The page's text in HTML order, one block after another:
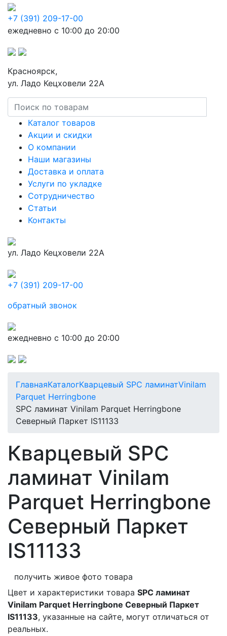
+7 (391) 209-17-00
ежедневно с 10:00 до 20:00
Красноярск,
ул. Ладо Кецховели 22А
Каталог товаров
Акции и скидки
О компании
Наши магазины
Доставка и оплата
Услуги по укладке
Сотрудничество
Статьи
Контакты
ул. Ладо Кецховели 22А
+7 (391) 209-17-00
обратный звонок
ежедневно с 10:00 до 20:00
ГлавнаяКаталогКварцевый SPC ламинатVinilam
Parquet Herringbone
SPC ламинат Vinilam Parquet Herringbone
Северный Паркет IS11133
Кварцевый SPC
ламинат Vinilam
Parquet Herringbone
Северный Паркет
IS11133
получить живое фото товара
Цвет и характеристики товара SPC ламинат
Vinilam Parquet Herringbone Северный Паркет
IS11133, указанные на сайте, могут отличаться от
реальных.